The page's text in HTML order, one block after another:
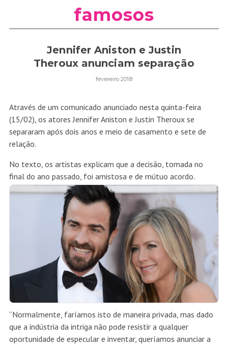
famosos
Jennifer Aniston e Justin
Theroux anunciam separação
fevereiro 2018
Através de um comunicado anunciado nesta quinta-feira
(15/02), os atores Jennifer Aniston e Justin Theroux se
separaram após dois anos e meio de casamento e sete de
relação.
No texto, os artistas explicam que a decisão, tomada no
final do ano passado, foi amistosa e de mútuo acordo.
“Normalmente, faríamos isto de maneira privada, mas dado
que a indústria da intriga não pode resistir a qualquer
oportunidade de especular e inventar, queríamos anunciar a